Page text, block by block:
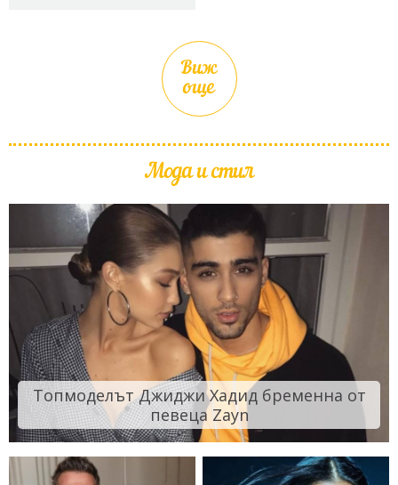
Виж
още
Мода и стил
Топмоделът Джиджи Хадид бременна от
певеца Zayn